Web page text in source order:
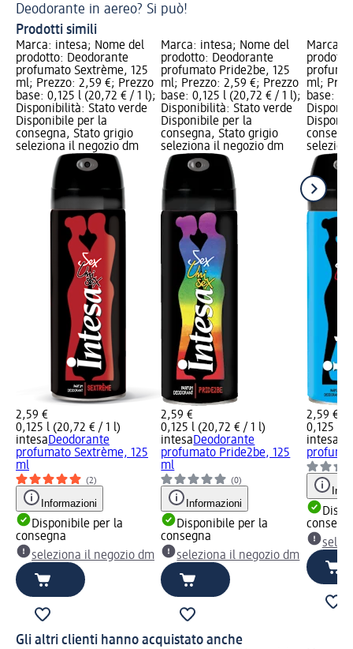
Deodorante in aereo? Si può!
Prodotti simili
Marca: intesa; Nome del
prodotto: Deodorante
profumato Sextrème, 125
ml; Prezzo: 2,59 €; Prezzo
base: 0,125 l (20,72 € / 1 l);
Disponibilità: Stato verde
Disponibile per la
consegna, Stato grigio
seleziona il negozio dm
2,59 €
0,125 l (20,72 € / 1 l)
intesaDeodorante
profumato Sextrème, 125
ml
(2)
Informazioni
Disponibile per la
consegna
seleziona il negozio dm
Marca: intesa; Nome del
prodotto: Deodorante
profumato Pride2be, 125
ml; Prezzo: 2,59 €; Prezzo
base: 0,125 l (20,72 € / 1 l);
Disponibilità: Stato verde
Disponibile per la
consegna, Stato grigio
seleziona il negozio dm
2,59 €
0,125 l (20,72 € / 1 l)
intesaDeodorante
profumato Pride2be, 125
ml
(0)
Informazioni
Disponibile per la
consegna
seleziona il negozio dm
Marca:
ml;
base:
2,59 €
0,125 l
intesa
Gli altri clienti hanno acquistato anche